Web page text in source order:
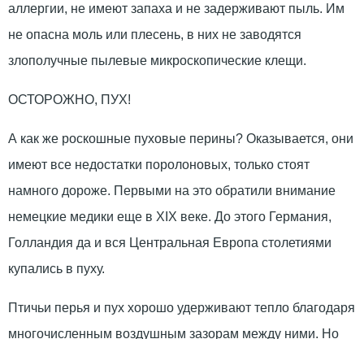
аллергии, не имеют запаха и не задерживают пыль. Им
не опасна моль или плесень, в них не заводятся
злополучные пылевые микроскопические клещи.
ОСТОРОЖНО, ПУХ!
А как же роскошные пуховые перины? Оказывается, они
имеют все недостатки поролоновых, только стоят
намного дороже. Первыми на это обратили внимание
немецкие медики еще в XIX веке. До этого Германия,
Голландия да и вся Центральная Европа столетиями
купались в пуху.
Птичьи перья и пух хорошо удерживают тепло благодаря
многочисленным воздушным зазорам между ними. Но